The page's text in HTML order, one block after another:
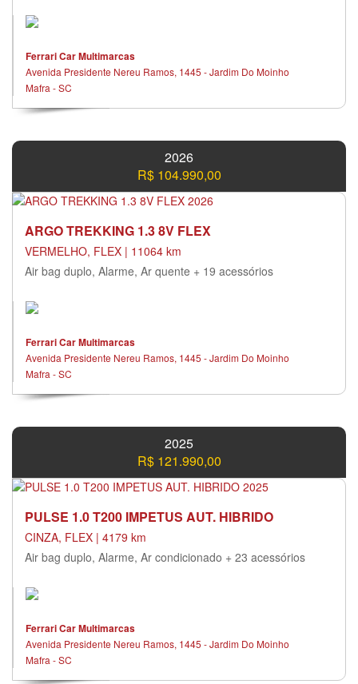
Ferrari Car Multimarcas
Avenida Presidente Nereu Ramos, 1445 - Jardim Do Moinho
Mafra - SC
2026
R$ 104.990,00
ARGO TREKKING 1.3 8V FLEX
VERMELHO, FLEX | 11064 km
Air bag duplo, Alarme, Ar quente + 19 acessórios
Ferrari Car Multimarcas
Avenida Presidente Nereu Ramos, 1445 - Jardim Do Moinho
Mafra - SC
2025
R$ 121.990,00
PULSE 1.0 T200 IMPETUS AUT. HIBRIDO
CINZA, FLEX | 4179 km
Air bag duplo, Alarme, Ar condicionado + 23 acessórios
Ferrari Car Multimarcas
Avenida Presidente Nereu Ramos, 1445 - Jardim Do Moinho
Mafra - SC